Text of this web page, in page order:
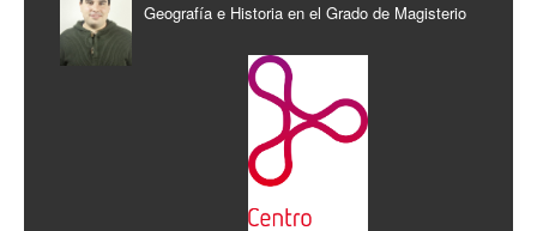
Geografía e Historia en el Grado de Magisterio